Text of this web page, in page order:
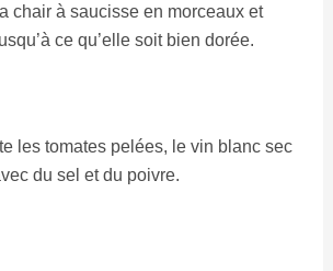
chair à saucisse en morceaux et
ce qu’elle soit bien dorée.
les tomates pelées, le vin blanc sec
du sel et du poivre.